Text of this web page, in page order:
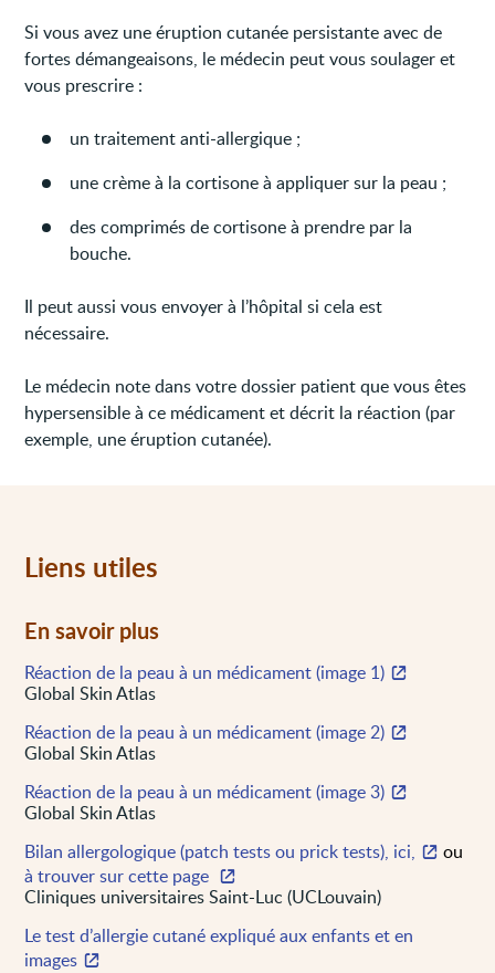
Si vous avez une éruption cutanée persistante avec de
fortes démangeaisons, le médecin peut vous soulager et
vous prescrire :
un traitement anti-allergique ;
une crème à la cortisone à appliquer sur la peau ;
des comprimés de cortisone à prendre par la
bouche.
Il peut aussi vous envoyer à l’hôpital si cela est
nécessaire.
Le médecin note dans votre dossier patient que vous êtes
hypersensible à ce médicament et décrit la réaction (par
exemple, une éruption cutanée).
Liens utiles
En savoir plus
Réaction de la peau à un médicament (image 1)
Global Skin Atlas
Réaction de la peau à un médicament (image 2)
Global Skin Atlas
Réaction de la peau à un médicament (image 3)
Global Skin Atlas
Bilan allergologique (patch tests ou prick tests), ici,
ou
à trouver sur cette page
Cliniques universitaires Saint-Luc (UCLouvain)
Le test d’allergie cutané expliqué aux enfants et en
images